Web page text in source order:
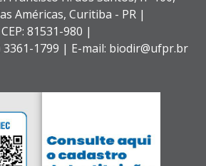
Américas, Curitiba - PR |
CEP: 81531-980 |
3361-1799 | E-mail: biodir@ufpr.br